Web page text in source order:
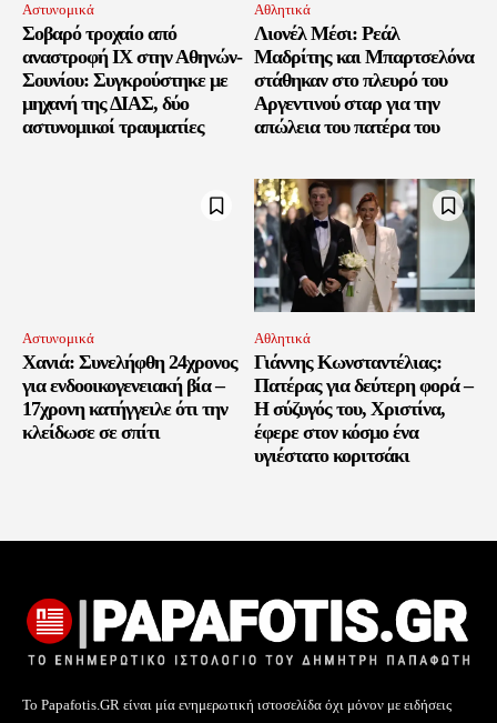
Αστυνομικά
Σοβαρό τροχαίο από
αναστροφή ΙΧ στην Αθηνών-
Σουνίου: Συγκρούστηκε με
μηχανή της ΔΙΑΣ, δύο
αστυνομικοί τραυματίες
Αθλητικά
Λιονέλ Μέσι: Ρεάλ
Μαδρίτης και Μπαρτσελόνα
στάθηκαν στο πλευρό του
Αργεντινού σταρ για την
απώλεια του πατέρα του
Αστυνομικά
Χανιά: Συνελήφθη 24χρονος
για ενδοοικογενειακή βία –
17χρονη κατήγγειλε ότι την
κλείδωσε σε σπίτι
Αθλητικά
Γιάννης Κωνσταντέλιας:
Πατέρας για δεύτερη φορά –
Η σύζυγός του, Χριστίνα,
έφερε στον κόσμο ένα
υγιέστατο κοριτσάκι
Το Papafotis.GR είναι μία ενημερωτική ιστοσελίδα όχι μόνον με ειδήσεις